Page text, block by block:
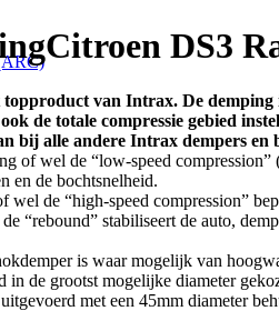
Citroen DS3
topproduct van Intrax. De
de totale compressie gebied
bij alle andere Intrax dempers en
of wel de “low-speed
en de bochtsnelheid.
wel de “high-speed compression”
“rebound” stabiliseert de auto,
is waar mogelijk van
de grootst mogelijke diameter
met een 45mm diameter